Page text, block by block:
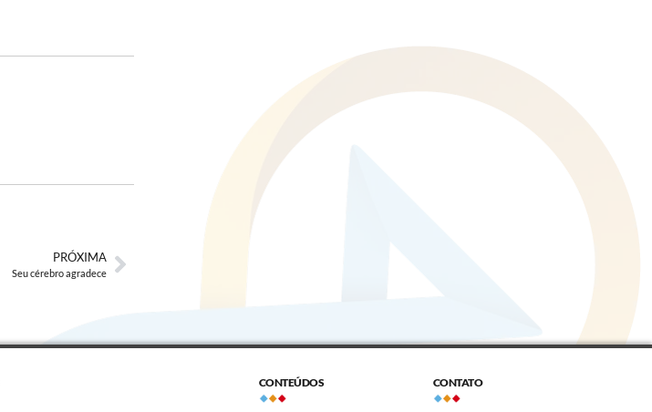
PRÓXIMA
Seu cérebro agradece
CONTEÚDOS CONTATO